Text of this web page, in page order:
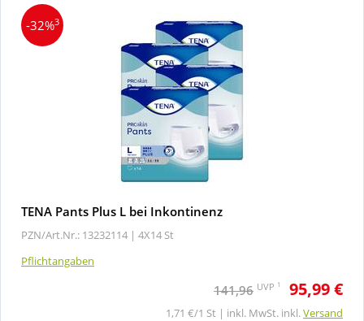
-32%3
TENA Pants Plus L bei Inkontinenz
PZN/Art.Nr.: 13232114 | 4X14 St
Pflichtangaben
141,96 UVP 1 95,99 €
1,71 €/1 St | inkl. MwSt. inkl.Versand